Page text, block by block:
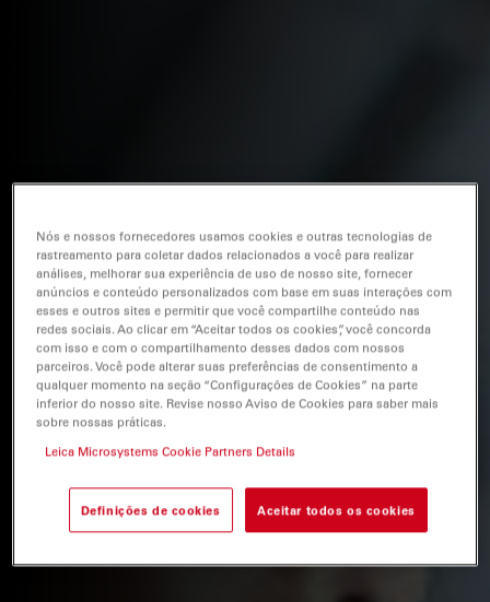
Nós e nossos fornecedores usamos cookies e outras tecnologias de
rastreamento para coletar dados relacionados a você para realizar
análises, melhorar sua experiência de uso de nosso site, fornecer
anúncios e conteúdo personalizados com base em suas interações com
esses e outros sites e permitir que você compartilhe conteúdo nas
redes sociais. Ao clicar em “Aceitar todos os cookies”, você concorda
com isso e com o compartilhamento desses dados com nossos
parceiros. Você pode alterar suas preferências de consentimento a
qualquer momento na seção “Configurações de Cookies” na parte
inferior do nosso site. Revise nosso Aviso de Cookies para saber mais
sobre nossas práticas.
Leica Microsystems Cookie Partners Details
Definições de cookies Aceitar todos os cookies